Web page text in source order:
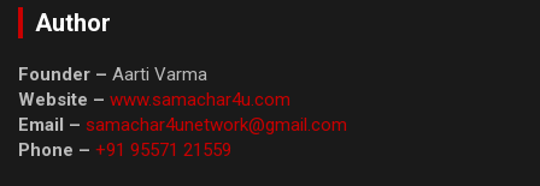
Author
Founder – Aarti Varma
Website – www.samachar4u.com
Email – samachar4unetwork@gmail.com
Phone – +91 95571 21559